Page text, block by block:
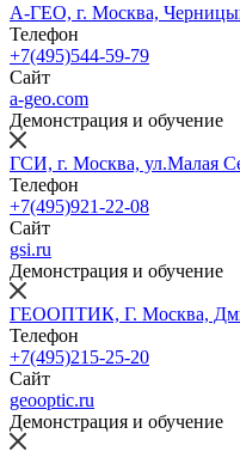
А-ГЕО, г. Москва,
Телефон
+7(495)544-59-79
Сайт
a-geo.com
Демонстрация и обучение
ГСИ, г. Москва, ул.Малая
Телефон
+7(495)921-22-08
Сайт
gsi.ru
Демонстрация и обучение
ГЕООПТИК, Г. Москва,
Телефон
+7(495)215-25-20
Сайт
geooptic.ru
Демонстрация и обучение